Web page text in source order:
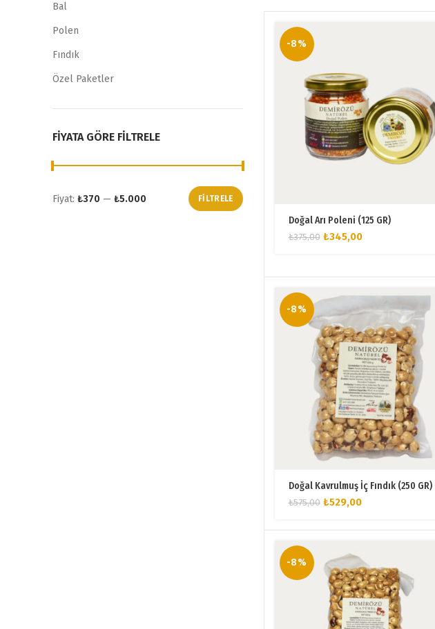
Bal
Polen
Fındık
Özel Paketler
FIYATA GÖRE FILTRELE
En
En
FILTRELE
Fiyat: ₺370 — ₺5.000
-8%
Doğal Arı Poleni (125 GR)
₺375,00 Orijinal
₺345,00Şu
₺345,00.
-8%
Doğal Kavrulmuş İç Fındık (250 GR)
₺575,00 Orijinal
₺575,00.
₺529,00Şu
fiyat:
-8%